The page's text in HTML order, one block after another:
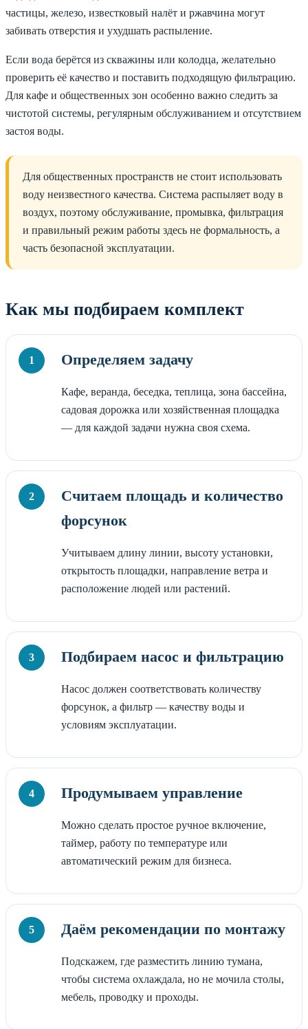
частицы, железо, известковый налёт и ржавчина могут
забивать отверстия и ухудшать распыление.
Если вода берётся из скважины или колодца, желательно
проверить её качество и поставить подходящую фильтрацию.
Для кафе и общественных зон особенно важно следить за
чистотой системы, регулярным обслуживанием и отсутствием
застоя воды.
Для общественных пространств не стоит использовать
воду неизвестного качества. Система распыляет воду в
воздух, поэтому обслуживание, промывка, фильтрация
и правильный режим работы здесь не формальность, а
часть безопасной эксплуатации.
Как мы подбираем комплект
Определяем задачу
Кафе, веранда, беседка, теплица, зона бассейна,
садовая дорожка или хозяйственная площадка
— для каждой задачи нужна своя схема.
Считаем площадь и количество
форсунок
Учитываем длину линии, высоту установки,
открытость площадки, направление ветра и
расположение людей или растений.
Подбираем насос и фильтрацию
Насос должен соответствовать количеству
форсунок, а фильтр — качеству воды и
условиям эксплуатации.
Продумываем управление
Можно сделать простое ручное включение,
таймер, работу по температуре или
автоматический режим для бизнеса.
Даём рекомендации по монтажу
Подскажем, где разместить линию тумана,
чтобы система охлаждала, но не мочила столы,
мебель, проводку и проходы.